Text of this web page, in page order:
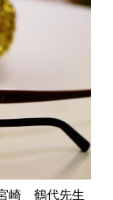
崎 鶴代先生